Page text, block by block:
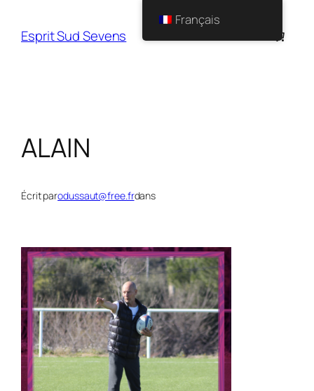
Esprit Sud Sevens
ALAIN
Écrit parodussaut@free.frdans
Français